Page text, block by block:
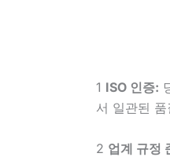
1 ISO 인증:
서 일관된
2 업계 규정